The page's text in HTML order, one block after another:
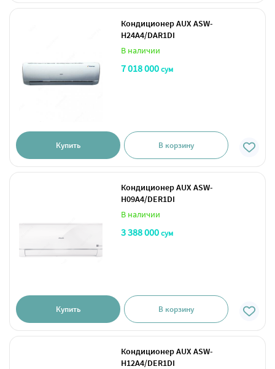
Кондиционер AUX ASW-
H24A4/DAR1DI
В наличии
7 018 000сум
Купить В корзину
Кондиционер AUX ASW-
H09A4/DER1DI
В наличии
3 388 000сум
Купить В корзину
Кондиционер AUX ASW-
H12A4/DER1DI